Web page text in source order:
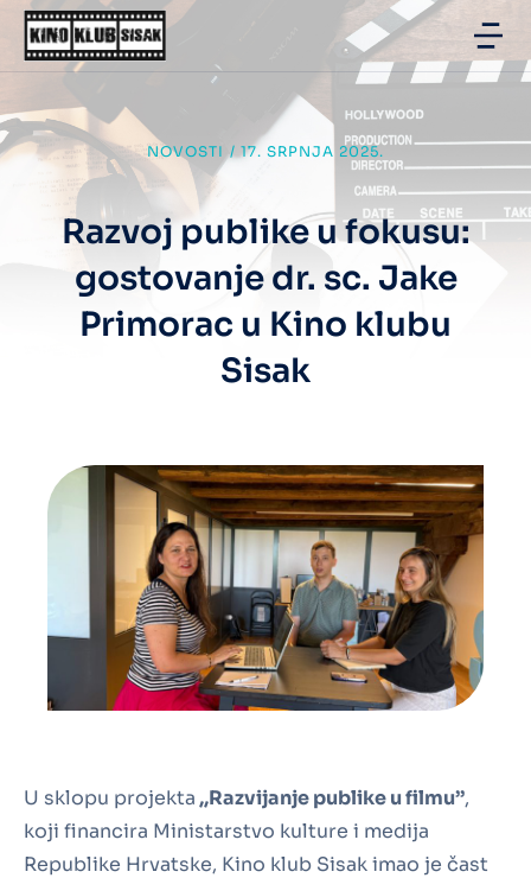
NOVOSTI / 17. SRPNJA 2025.
Razvoj publike u fokusu:
gostovanje dr. sc. Jake
Primorac u Kino klubu
Sisak
U sklopu projekta ,,Razvijanje publike u filmu’’,
koji financira Ministarstvo kulture i medija
Republike Hrvatske, Kino klub Sisak imao je čast